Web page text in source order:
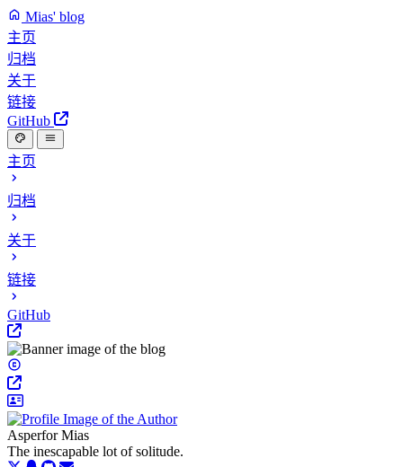
Mias' blog
主页
归档
关于
链接
GitHub
主页
归档
关于
链接
GitHub
Asperfor Mias
The inescapable lot of solitude.